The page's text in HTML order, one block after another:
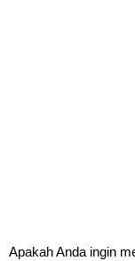
Apakah Anda ingin